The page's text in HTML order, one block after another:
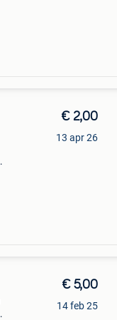
€ 2,00
13 apr 26
€ 5,00
14 feb 25